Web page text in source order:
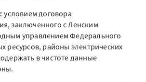
условием договора
заключенного с Ленским
управлением Федерального
ресурсов, районы электрических
в чистоте данные